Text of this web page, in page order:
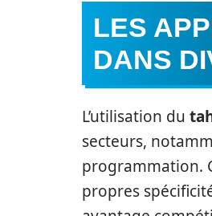
LES
DANS
L’utilisation du
secteurs,
programmation.
propres